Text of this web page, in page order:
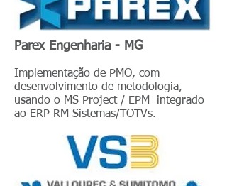
Parex Engenharia - MG
Implementação de PMO, com
desenvolvimento de metodologia,
usando o MS Project / EPM integrado
ao ERP RM Sistemas/TOTVs.